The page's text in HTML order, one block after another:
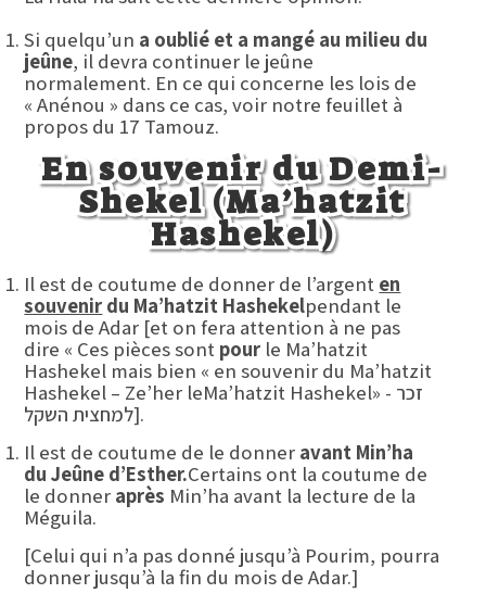
Si quelqu’un a oublié et a mangé au milieu du
jeûne, il devra continuer le jeûne
normalement. En ce qui concerne les lois de
« Anénou » dans ce cas, voir notre feuillet à
propos du 17 Tamouz.
En souvenir du Demi-
Shekel (Ma’hatzit
Hashekel)
Il est de coutume de donner de l’argent en
souvenir du Ma’hatzit Hashekelpendant le
mois de Adar [et on fera attention à ne pas
dire « Ces pièces sont pour le Ma’hatzit
Hashekel mais bien « en souvenir du Ma’hatzit
Hashekel – Ze’her leMa’hatzit Hashekel» - זכר
למחצית השקל].
Il est de coutume de le donner avant Min’ha
du Jeûne d’Esther.Certains ont la coutume de
le donner après Min’ha avant la lecture de la
Méguila.
[Celui qui n’a pas donné jusqu’à Pourim, pourra
donner jusqu’à la fin du mois de Adar.]